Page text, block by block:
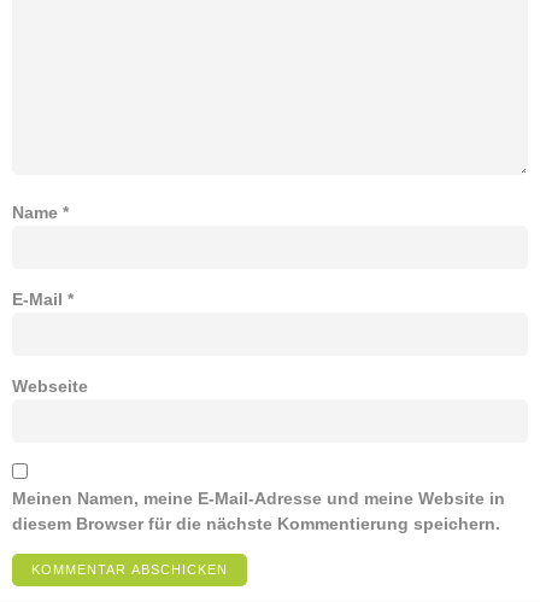
Name *
E-Mail *
Webseite
Meinen Namen, meine E-Mail-Adresse und meine Website in
diesem Browser für die nächste Kommentierung speichern.